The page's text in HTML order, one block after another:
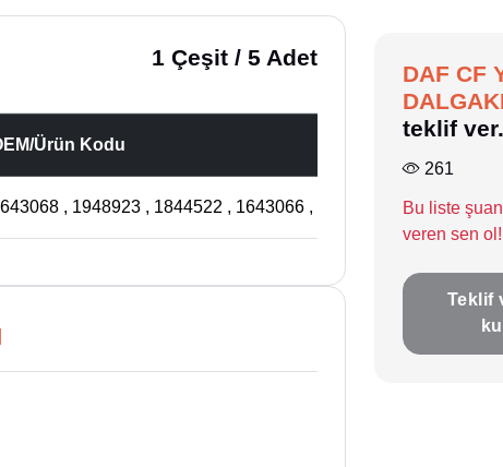
DAF CF
teklif ver.
261
Bu liste
veren sen ol!
Teklif
1 Çeşit / 5 Adet
Ürün Kodu
, 1948923 , 1844522 , 1643066 , 1876739 , 1936325